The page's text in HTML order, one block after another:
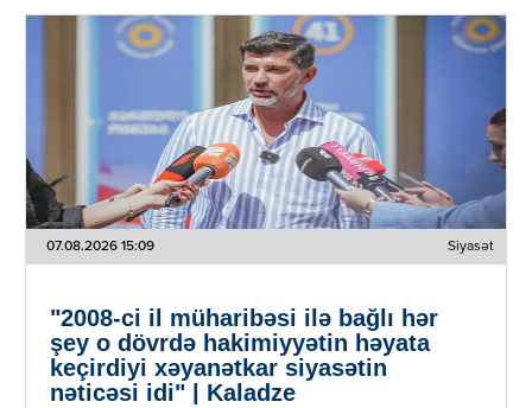
07.08.2026 15:09 Siyasət
"2008-ci il müharibəsi ilə bağlı hər
şey o dövrdə hakimiyyətin həyata
keçirdiyi xəyanətkar siyasətin
nəticəsi idi" | Kaladze